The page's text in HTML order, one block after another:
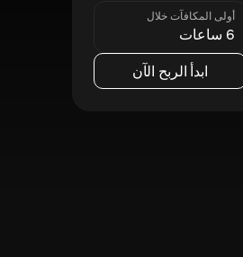
أولى المكافآت خلال
6 ساعات
ابدأ الربح الآن